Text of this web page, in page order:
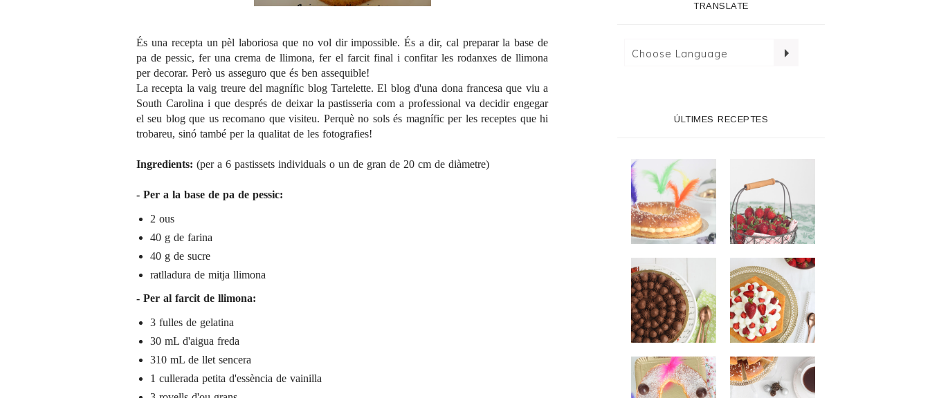
És una recepta un pèl laboriosa que no vol dir impossible. És a dir, cal preparar la base de
pa de pessic, fer una crema de llimona, fer el farcit final i confitar les rodanxes de llimona
per decorar. Però us asseguro que és ben assequible!
La recepta la vaig treure del magnífic blog Tartelette. El blog d'una dona francesa que viu a
South Carolina i que després de deixar la pastisseria com a professional va decidir engegar
el seu blog que us recomano que visiteu. Perquè no sols és magnífic per les receptes que hi
trobareu, sinó també per la qualitat de les fotografies!
Ingredients: (per a 6 pastissets individuals o un de gran de 20 cm de diàmetre)
- Per a la base de pa de pessic:
2 ous
40 g de farina
40 g de sucre
ratlladura de mitja llimona
- Per al farcit de llimona:
3 fulles de gelatina
30 mL d'aigua freda
310 mL de llet sencera
1 cullerada petita d'essència de vainilla
TRANSLATE
ÚLTIMES RECEPTES